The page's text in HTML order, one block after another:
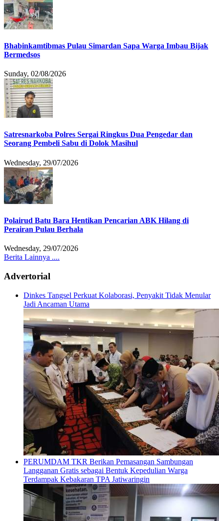
Bhabinkamtibmas Pulau Simardan Sapa Warga Imbau Bijak
Bermedsos
Sunday, 02/08/2026
Satresnarkoba Polres Sergai Ringkus Dua Pengedar dan
Seorang Pembeli Sabu di Dolok Masihul
Wednesday, 29/07/2026
Polairud Batu Bara Hentikan Pencarian ABK Hilang di
Perairan Pulau Berhala
Wednesday, 29/07/2026
Berita Lainnya ....
Advertorial
Dinkes Tangsel Perkuat Kolaborasi, Penyakit Tidak Menular
Jadi Ancaman Utama
PERUMDAM TKR Berikan Pemasangan Sambungan
Langganan Gratis sebagai Bentuk Kepedulian Warga
Terdampak Kebakaran TPA Jatiwaringin